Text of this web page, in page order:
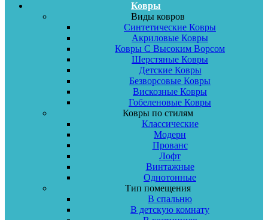
Ковры
Виды ковров
Синтетические Ковры
Акриловые Ковры
Ковры С Высоким Ворсом
Шерстяные Ковры
Детские Ковры
Безворсовые Ковры
Вискозные Ковры
Гобеленовые Ковры
Ковры по стилям
Классические
Модерн
Прованс
Лофт
Винтажные
Однотонные
Тип помещения
В спальню
В детскую комнату